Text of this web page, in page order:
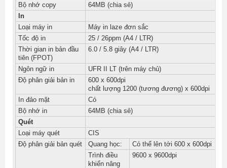
Bộ nhớ copy
64MB (chia sẻ)
In
Loại máy in
Máy in laze đơn sắc
Tốc độ in
25 / 26ppm (A4 / LTR)
Thời gian in bản đầu
tiên (FPOT)
6.0 / 5.8 giây (A4 / LTR)
Ngôn ngữ in
UFR II LT (trên máy chủ)
Độ phân giải bản in
600 x 600dpi
chất lượng 1200 (tương đương) x 600dpi
In đảo mặt
Có
Bộ nhớ in
64MB (chia sẻ)
Quét
Loại máy quét
CIS
Độ phân giải bản quét
Quang học:
Có thể lên tới 600 x 600dpi
Trình điều
khiển nâng
9600 x 9600dpi